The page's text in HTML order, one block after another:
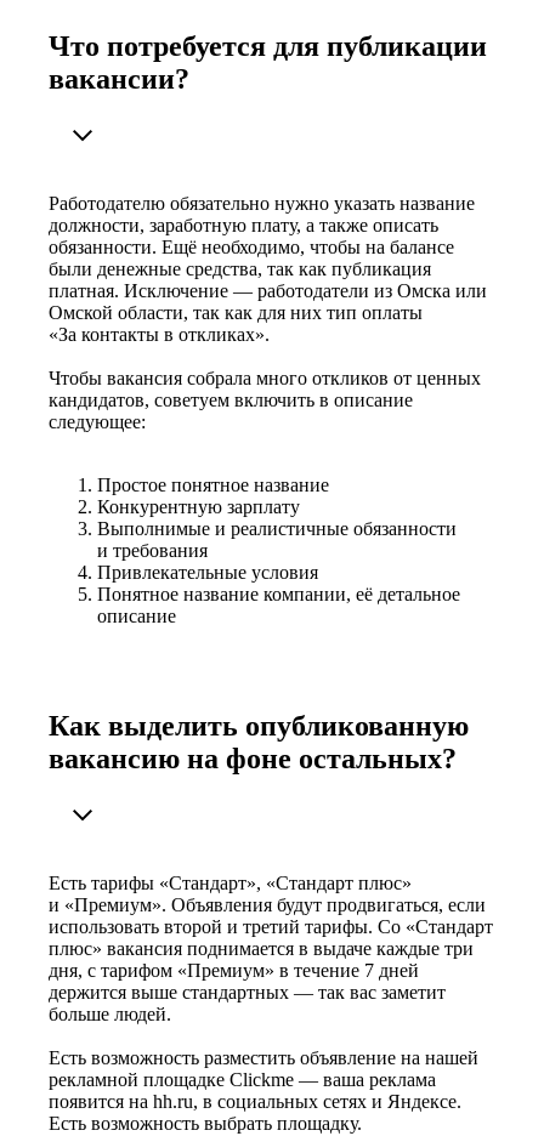
Что потребуется для публикации
вакансии?
Работодателю обязательно нужно указать название
должности, заработную плату, а также описать
обязанности. Ещё необходимо, чтобы на балансе
были денежные средства, так как публикация
платная. Исключение — работодатели из Омска или
Омской области, так как для них тип оплаты
«За контакты в откликах».
Чтобы вакансия собрала много откликов от ценных
кандидатов, советуем включить в описание
следующее:
Простое понятное название
Конкурентную зарплату
Выполнимые и реалистичные обязанности
и требования
Привлекательные условия
Понятное название компании, её детальное
описание
Как выделить опубликованную
вакансию на фоне остальных?
Есть тарифы «Стандарт», «Стандарт плюс»
и «Премиум». Объявления будут продвигаться, если
использовать второй и третий тарифы. Со «Стандарт
плюс» вакансия поднимается в выдаче каждые три
дня, с тарифом «Премиум» в течение 7 дней
держится выше стандартных — так вас заметит
больше людей.
Есть возможность разместить объявление на нашей
рекламной площадке Clickme — ваша реклама
появится на hh.ru, в социальных сетях и Яндексе.
Есть возможность выбрать площадку.